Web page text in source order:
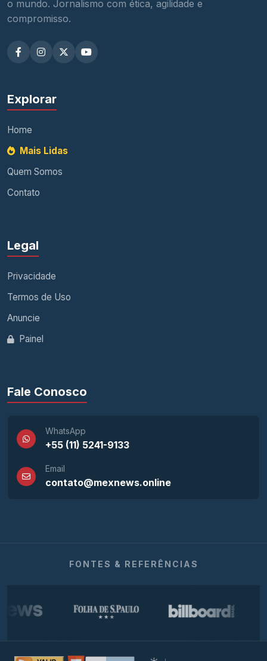
o mundo. Jornalismo com ética, agilidade e
compromisso.
Explorar
Home
Mais Lidas
Quem Somos
Contato
Legal
Privacidade
Termos de Uso
Anuncie
Painel
Fale Conosco
WhatsApp
+55 (11) 5241-9133
Email
contato@mexnews.online
FONTES & REFERÊNCIAS